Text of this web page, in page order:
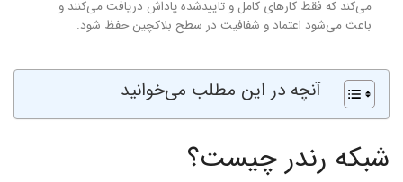
می‌کند که فقط کارهای کامل و تاییدشده پاداش دریافت می‌کنند و
باعث می‌شود اعتماد و شفافیت در سطح بلاکچین حفظ شود.
آنچه در این مطلب می‌خوانید
شبکه رندر چیست؟